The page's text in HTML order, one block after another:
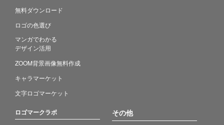
無料ダウンロード
ロゴの色選び
マンガでわかる
デザイン活用
ZOOM背景画像無料作成
キャラマーケット
文字ロゴマーケット
ロゴマークラボ その他